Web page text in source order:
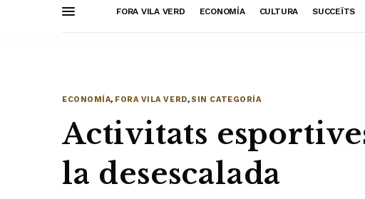
FORA VILA VERD ECONOMÍA CULTURA SUCCEÏTS
ECONOMÍA, FORA VILA VERD,SIN CATEGORÍA
Activitats
la desescalada